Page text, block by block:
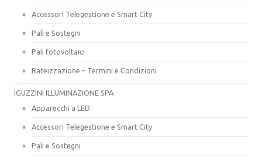
Accessori Telegestione e Smart City
Pali e Sostegni
Pali fotovoltaici
Rateizzazione – Termini e Condizioni
IGUZZINI ILLUMINAZIONE SPA
Apparecchi a LED
Accessori Telegestione e Smart City
Pali e Sostegni